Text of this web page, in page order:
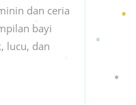
dan ceria
bayi
lucu, dan